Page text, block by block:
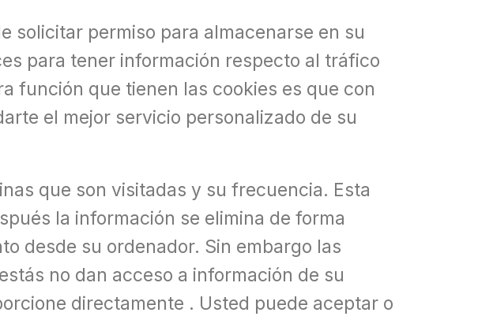
solicitar permiso para almacenarse en su
para tener información respecto al tráfico
función que tienen las cookies es que con
el mejor servicio personalizado de su
que son visitadas y su frecuencia. Esta
la información se elimina de forma
desde su ordenador. Sin embargo las
no dan acceso a información de su
directamente . Usted puede aceptar o